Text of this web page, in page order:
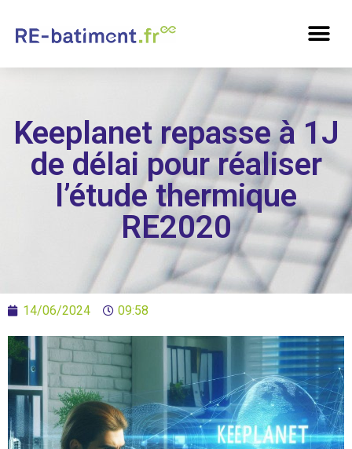
Keeplanet repasse à 1J
de délai pour réaliser
l’étude thermique
RE2020
14/06/2024 09:58